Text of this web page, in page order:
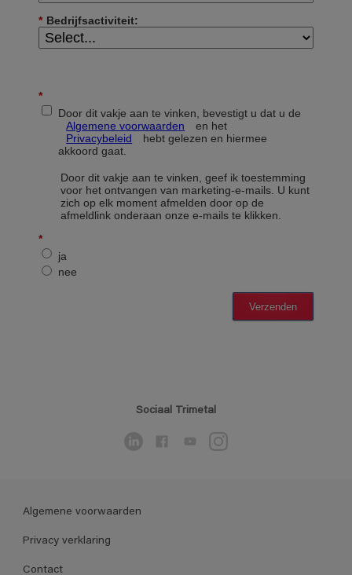
Sociaal Trimetal
Algemene voorwaarden
Privacy verklaring
Contact